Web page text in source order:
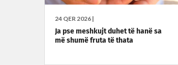
24 QER 2026 |
Ja pse meshkujt duhet të hanë sa
më shumë fruta të thata